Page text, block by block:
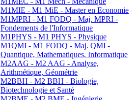
M1MIE - M1 MiE - Master en Economie
M1MPRI - M1 FODQ - Maj. MPRI -
Fondements de l'Informatique
M1PHYS - M1 PHYS - Physique
M1QMI - M1 FODQ - Maj. QMI -
Quantique, Mathematiques, Informatique
M2AAG - M2 AAG - Analyse,
Arithmétique, Géométrie
M2BBH - M2 BBH - Biologie,
Biotechnologie et Santé